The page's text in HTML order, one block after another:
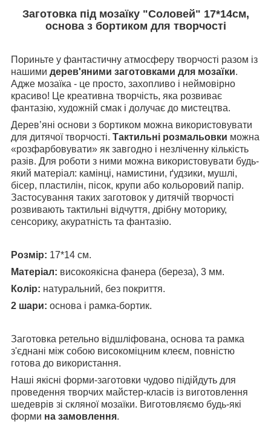
Заготовка під мозаїку "Соловей" 17*14см,
основа з бортиком для творчості
Пориньте у фантастичну атмосферу творчості разом із
нашими дерев'яними заготовками для мозаїки.
Адже мозаїка - це просто, захопливо і неймовірно
красиво! Це креативна творчість, яка розвиває
фантазію, художній смак і долучає до мистецтва.
Дерев’яні основи з бортиком можна використовувати
для дитячої творчості. Тактильні розмальовки можна
«розфарбовувати» як завгодно і незліченну кількість
разів. Для роботи з ними можна використовувати будь-
який матеріал: камінці, намистини, ґудзики, мушлі,
бісер, пластилін, пісок, крупи або кольоровий папір.
Застосування таких заготовок у дитячій творчості
розвивають тактильні відчуття, дрібну моторику,
сенсорику, акуратність та фантазію.
Розмір: 17*14 см.
Матеріал: високоякісна фанера (береза), 3 мм.
Колір: натуральний, без покриття.
2 шари: основа і рамка-бортик.
Заготовка ретельно відшліфована, основа та рамка
з'єднані між собою високоміцним клеєм, повністю
готова до використання.
Наші якісні форми-заготовки чудово підійдуть для
проведення творчих майстер-класів із виготовлення
шедеврів зі скляної мозаїки. Виготовляємо будь-які
форми на замовлення.